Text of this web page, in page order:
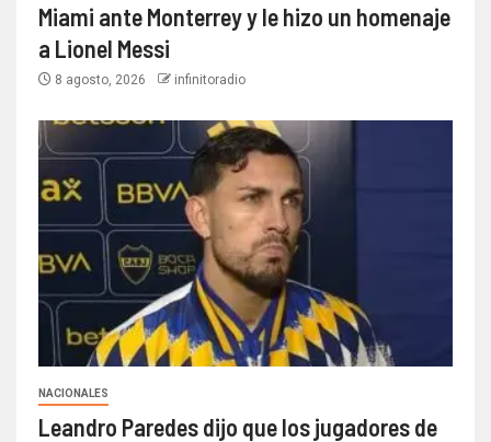
Miami ante Monterrey y le hizo un homenaje
a Lionel Messi
8 agosto, 2026 infinitoradio
NACIONALES
Leandro Paredes dijo que los jugadores de